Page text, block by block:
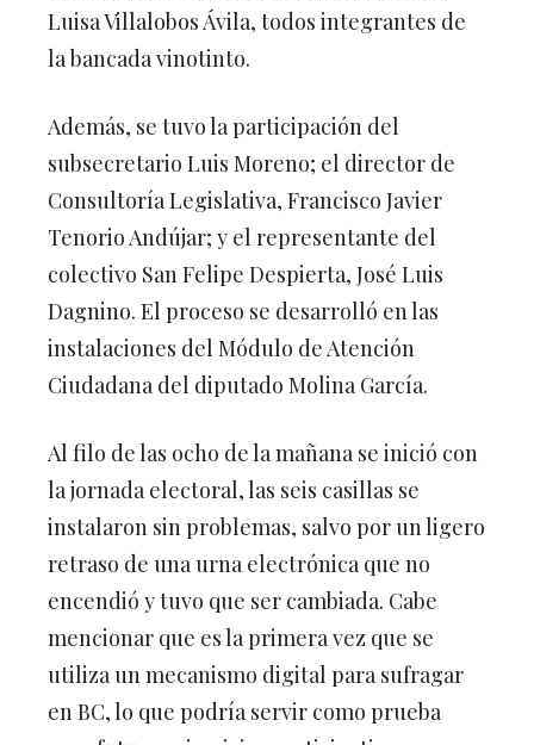
Luisa Villalobos Ávila, todos integrantes de
la bancada vinotinto.
Además, se tuvo la participación del
subsecretario Luis Moreno; el director de
Consultoría Legislativa, Francisco Javier
Tenorio Andújar; y el representante del
colectivo San Felipe Despierta, José Luis
Dagnino. El proceso se desarrolló en las
instalaciones del Módulo de Atención
Ciudadana del diputado Molina García.
Al filo de las ocho de la mañana se inició con
la jornada electoral, las seis casillas se
instalaron sin problemas, salvo por un ligero
retraso de una urna electrónica que no
encendió y tuvo que ser cambiada. Cabe
mencionar que es la primera vez que se
utiliza un mecanismo digital para sufragar
en BC, lo que podría servir como prueba